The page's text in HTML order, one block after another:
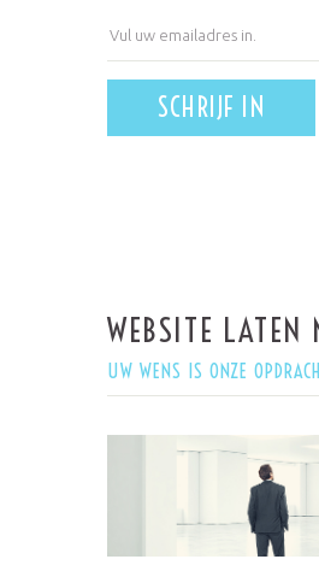
SCHRIJF IN
WEBSITE LATEN
UW WENS IS ONZE